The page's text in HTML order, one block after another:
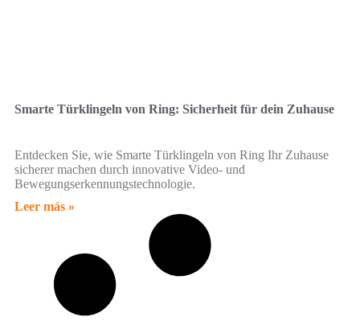
Smarte Türklingeln von Ring: Sicherheit für dein Zuhause
Entdecken Sie, wie Smarte Türklingeln von Ring Ihr Zuhause
sicherer machen durch innovative Video- und
Bewegungserkennungstechnologie.
Leer más »